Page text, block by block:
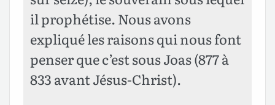
il prophétise. Nous avons
expliqué les raisons qui nous font
penser que c’est sous Joas (877 à
833 avant Jésus-Christ).